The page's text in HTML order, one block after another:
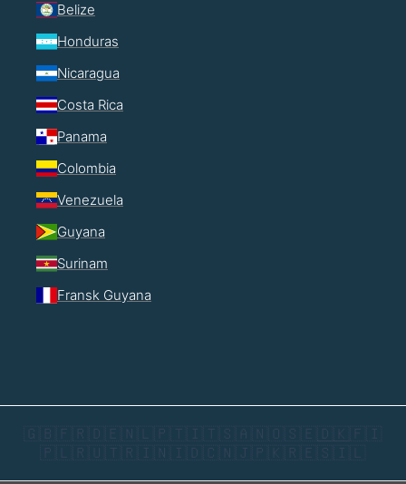
Belize
Honduras
Nicaragua
Costa Rica
Panama
Colombia
Venezuela
Guyana
Surinam
Fransk Guyana
🇬🇧 🇫🇷 🇩🇪 🇳🇱 🇵🇹 🇮🇹 🇸🇦 🇳🇴 🇸🇪 🇩🇰 🇫🇮
🇵🇱 🇷🇺 🇹🇷 🇮🇳 🇮🇩 🇨🇳 🇯🇵 🇰🇷 🇪🇸 🇮🇱